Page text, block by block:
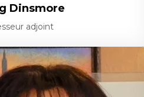
Dinsmore
adjoint
des auditoires médiatiques
multi-plateforme des auditoires